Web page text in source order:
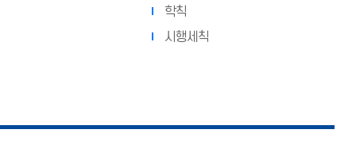
학칙
시행세칙